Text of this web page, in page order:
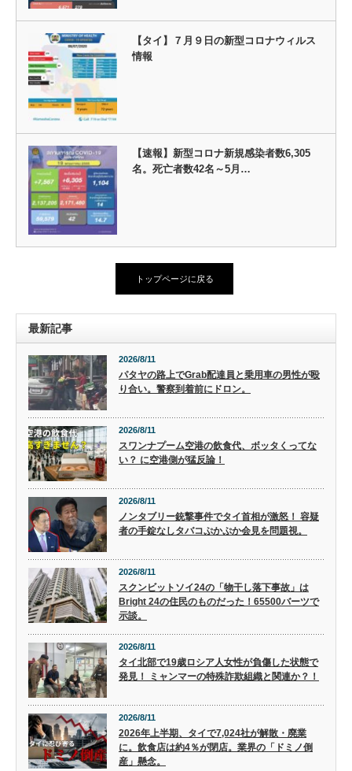
【タイ】７月９日の新型コロナウィルス
情報
【速報】新型コロナ新規感染者数6,305
名。死亡者数42名～5月…
トップページに戻る
最新記事
2026/8/11
パタヤの路上でGrab配達員と乗用車の男性が殴
り合い。警察到着前にドロン。
2026/8/11
スワンナプーム空港の飲食代、ボッタくってな
い？ に空港側が猛反論！
2026/8/11
ノンタブリー銃撃事件でタイ首相が激怒！ 容疑
者の手錠なしタバコぷかぷか会見を問題視。
2026/8/11
スクンビットソイ24の「物干し落下事故」は
Bright 24の住民のものだった！65500バーツで
示談。
2026/8/11
タイ北部で19歳ロシア人女性が負傷した状態で
発見！ ミャンマーの特殊詐欺組織と関連か？！
2026/8/11
2026年上半期、タイで7,024社が解散・廃業
に。飲食店は約4％が閉店。業界の「ドミノ倒
産」懸念。